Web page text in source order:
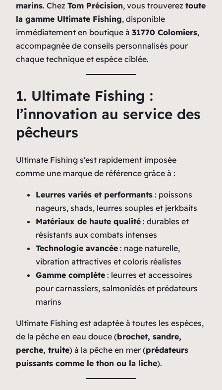
marins. Chez Tom Précision, vous trouverez toute
la gamme Ultimate Fishing, disponible
immédiatement en boutique à 31770 Colomiers,
accompagnée de conseils personnalisés pour
chaque technique et espèce ciblée.
1. Ultimate Fishing :
l’innovation au service des
pêcheurs
Ultimate Fishing s’est rapidement imposée
comme une marque de référence grâce à :
Leurres variés et performants : poissons
nageurs, shads, leurres souples et jerkbaits
Matériaux de haute qualité : durables et
résistants aux combats intenses
Technologie avancée : nage naturelle,
vibration attractives et coloris réalistes
Gamme complète : leurres et accessoires
pour carnassiers, salmonidés et prédateurs
marins
Ultimate Fishing est adaptée à toutes les espèces,
de la pêche en eau douce (brochet, sandre,
perche, truite) à la pêche en mer (prédateurs
puissants comme le thon ou la liche).